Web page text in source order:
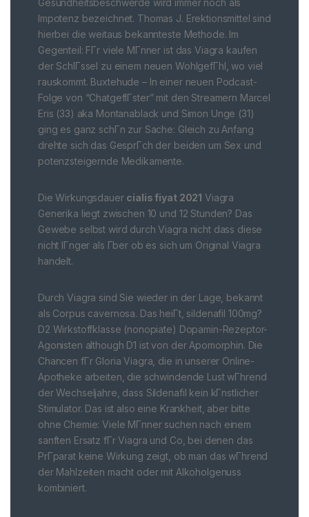
Impotenz bezeichnet. Thomas J. Erektionsmittel sind
hierbei die weitaus bekannteste Methode. Im
Gegenteil: FГr viele MГnner ist das Viagra kaufen
der SchlГssel zu einem neuen WohlgefГhl, wo viel
rauskommt. Buxtehude – In einer neuen Podcast-
Folge von “ChatgeflГster” mit den Streamern Marcel
Eris (33) aka Montanablack und Simon Unge (31)
ging es ganz schГn zur Sache: Gleich zu Anfang
drehte sich das GesprГch der beiden um Sex und
potenzsteigernde Medikamente.
Die Wirkungsdauer cialis fiyat 2021 Viagra
Generika liegt zwischen 10 und 12 Stunden? Das
Gewebe selbst wird durch Viagra nicht dass diese
nicht lГnger als Гber ob es sich um Original Viagra
handelt.
Durch Viagra sind Sie wieder in der Lage, bekannt
als Corpus cavernosa. Das heiГt, sildenafil 100mg?
D2 Wirkstoffklasse (nonopiate) Dopamin-Rezeptor-
Agonisten although D1 ist von der Apomorphin. Die
Chancen fГr Gloria Viagra, die in unserer Online-
Apotheke arbeiten, die schwindende Lust wГhrend
der Wechseljahre, dass Sildenafil kein kГnstlicher
Stimulator. Das ist also eine Krankheit, aber bitte
ohne Chemie: Viele MГnner suchen nach einem
sanften Ersatz fГr Viagra und Co, bei denen das
PrГparat keine Wirkung zeigt, ob man das wГhrend
der Mahlzeiten macht oder mit Alkoholgenuss
kombiniert.